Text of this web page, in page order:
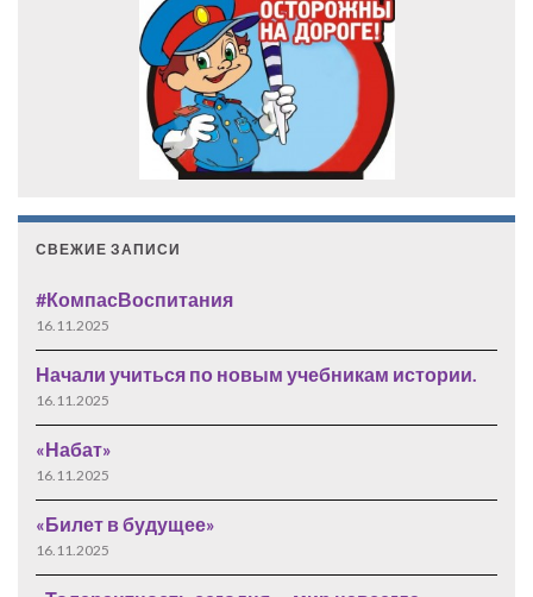
СВЕЖИЕ ЗАПИСИ
#КомпасВоспитания
16.11.2025
Начали учиться по новым учебникам истории.
16.11.2025
«Набат»
16.11.2025
«Билет в будущее»
16.11.2025